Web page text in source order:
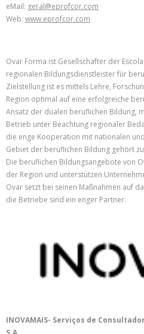
eMail: geral@eprofcor.com
Web: www.eprofcor.com
Ovar Forma ist Gesellschafter der
regionalen Bildungsdienstleister für
Zielstellung ist es mittels Lehre,
Region optimal auf eine erfolgreiche
Ansatz der dualen beruflichen Bildung,
Betrieb unter Beachtung regionaler
die enge Kooperation mit nationalen
Gebiet der beruflichen Bildung gehört
Die beruflichen Bildungsangebote von
der Region und unterstützen
Ovar setzt bei seinen Maßnahmen auf
die Betriebe sind ein enger Partner.
INOVAMAIS- Serviços de